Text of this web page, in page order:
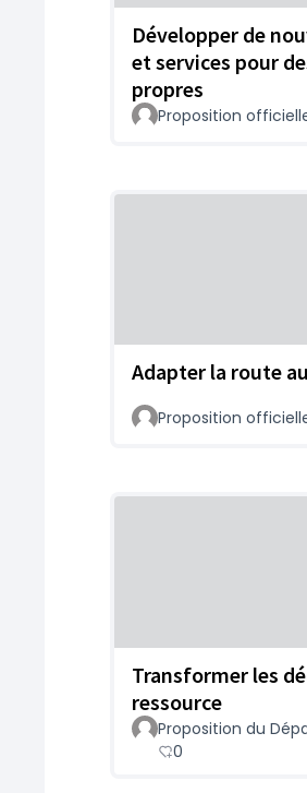
Développer de
et services pour
propres
Proposition
Adapter la route
Proposition
Transformer les
ressource
Proposition du
0